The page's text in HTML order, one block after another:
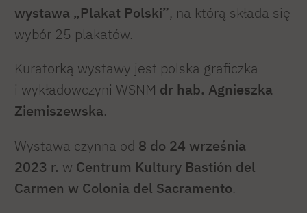
wystawa „Plakat Polski”, na którą składa się
wybór 25 plakatów.
Kuratorką wystawy jest polska graficzka
i wykładowczyni WSNM dr hab. Agnieszka
Ziemiszewska.
Wystawa czynna od 8 do 24 września
2023 r. w Centrum Kultury Bastión del
Carmen w Colonia del Sacramento.